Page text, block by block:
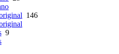
146
9